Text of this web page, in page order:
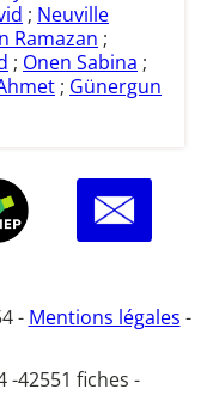
; Neuville
Ramazan ;
; Onen Sabina ;
; Günergun
- Mentions légales -
-42551 fiches -